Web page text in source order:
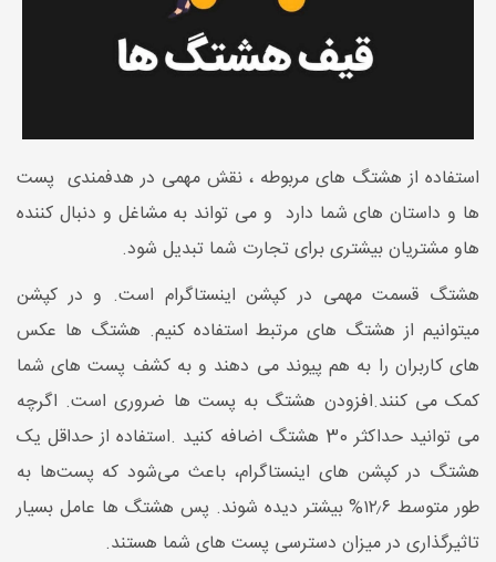
استفاده از هشتگ های مربوطه ، نقش مهمی در هدفمندی پست
ها و داستان های شما دارد و می تواند به مشاغل و دنبال کننده
هاو مشتریان بیشتری برای تجارت شما تبدیل شود.
هشتگ قسمت مهمی در کپشن اینستاگرام است. و در کپشن
میتوانیم از هشتگ های مرتبط استفاده کنیم. هشتگ ها عکس
های کاربران را به هم پیوند می دهند و به کشف پست های شما
کمک می کنند.افزودن هشتگ به پست ها ضروری است. اگرچه
می توانید حداکثر 30 هشتگ اضافه کنید .استفاده از حداقل یک
هشتگ در کپشن های اینستاگرام، باعث می‌شود که پست‌ها به
طور متوسط ۱۲٫۶% بیشتر دیده شوند. پس هشتگ ها عامل بسیار
تاثیرگذاری در میزان دسترسی پست های شما هستند.